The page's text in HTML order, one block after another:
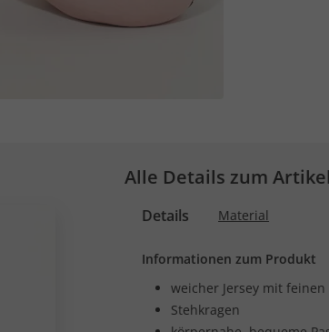
Alle Details zum Artikel
Details Material
Informationen zum Produkt
weicher Jersey mit feinen
Stehkragen